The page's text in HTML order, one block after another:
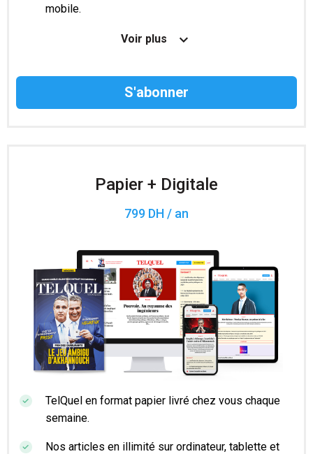
mobile.
Le magazine TelQuel en numérique avant la sortie
Des informations confidentielles résérvées aux
Voir plus
Papier + Digitale
799 DH / an
TelQuel en format papier livré chez vous chaque
semaine.
Nos articles en illimité sur ordinateur, tablette et